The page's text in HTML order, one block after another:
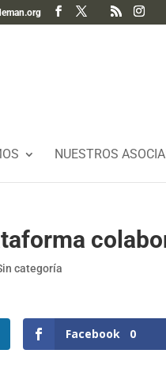
NUESTROS
categoría
Facebook 0